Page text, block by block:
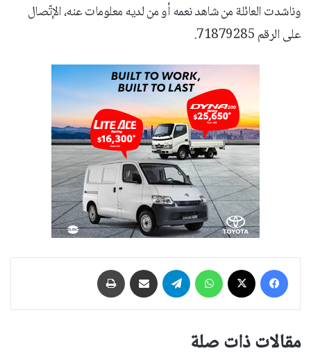
وناشدت العائلة من شاهد نعمه أو من لديه معلومات عنه، الإتّصال
على الرقم 71879285.
فيسبوك واتساب تيلقرام مشاركة عبر البريد
مقالات ذات صلة